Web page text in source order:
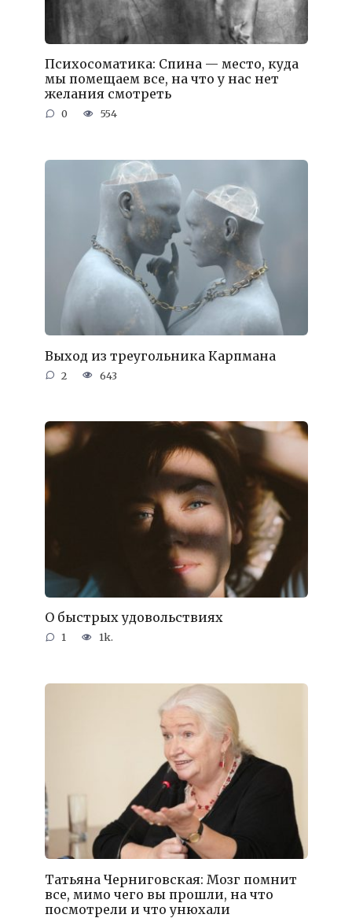
Психосоматика: Спина — место, куда
мы помещаем все, на что у нас нет
желания смотреть
0 554
Выход из треугольника Карпмана
2 643
О быстрых удовольствиях
1 1k.
Татьяна Черниговская: Мозг помнит
все, мимо чего вы прошли, на что
посмотрели и что унюхали